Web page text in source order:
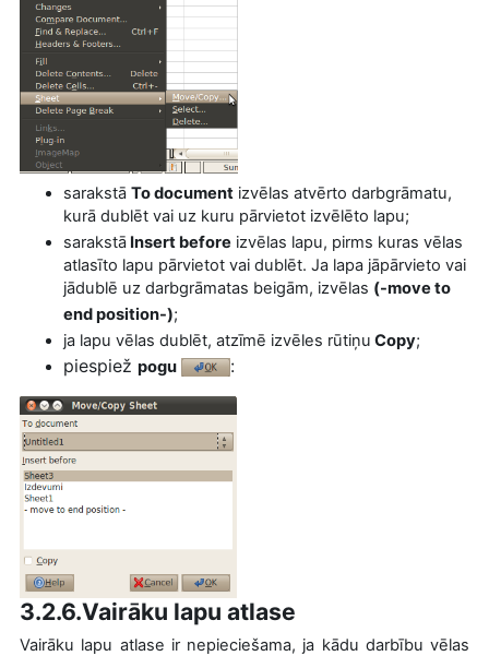
sarakstā To document izvēlas atvērto darbgrāmatu,
kurā dublēt vai uz kuru pārvietot izvēlēto lapu;
sarakstā Insert before izvēlas lapu, pirms kuras vēlas
atlasīto lapu pārvietot vai dublēt. Ja lapa jāpārvieto vai
jādublē uz darbgrāmatas beigām, izvēlas (-move to
end position-);
ja lapu vēlas dublēt, atzīmē izvēles rūtiņu Copy;
piespiež pogu :
3.2.6.Vairāku lapu atlase
Vairāku lapu atlase ir nepieciešama, ja kādu darbību vēlas